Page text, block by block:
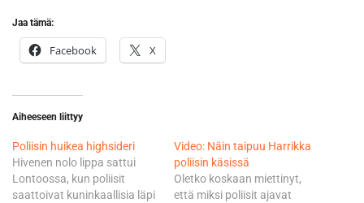
Jaa tämä:
Facebook X
Aiheeseen liittyy
Poliisin huikea highsideri
Hivenen nolo lippa sattui
Lontoossa, kun poliisit
saattoivat kuninkaallisia läpi
Video: Näin taipuu Harrikka
poliisin käsissä
Oletko koskaan miettinyt,
että miksi poliisit ajavat